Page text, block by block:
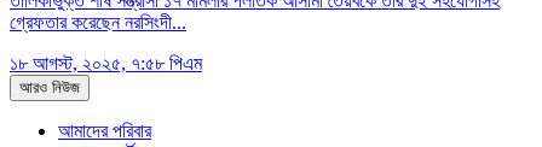
গ্রেফতার করেছেন নরসিংদী...
১৮ আগস্ট, ২০২৫, ৭:৫৮ পিএম
আরও নিউজ
আমাদের পরিবার